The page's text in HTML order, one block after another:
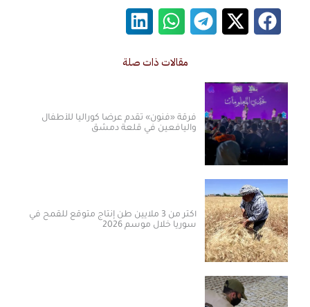
مقالات ذات صلة
فرقة «فنون» تقدم عرضاً كورالياً للأطفال
واليافعين في قلعة دمشق
أكثر من 3 ملايين طن إنتاج متوقع للقمح في
سوريا خلال موسم 2026